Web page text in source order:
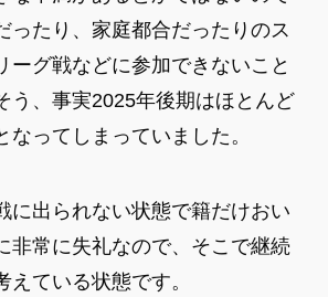
ったり、家庭都合だったりのス
ーグ戦などに参加できないこと
う、事実2025年後期はほとんど
なってしまっていました。
に出られない状態で籍だけおい
非常に失礼なので、そこで継続
ている状態です。